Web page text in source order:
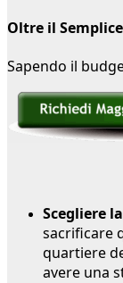
Oltre il
Sapendo il
Scegliere
sacrificare
quartiere
avere una